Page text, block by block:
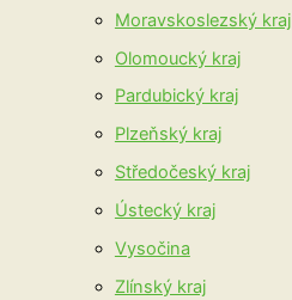
Moravskoslezský kraj
Olomoucký kraj
Pardubický kraj
Plzeňský kraj
Středočeský kraj
Ústecký kraj
Vysočina
Zlínský kraj